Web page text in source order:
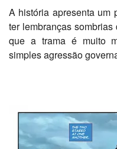
A história apresenta um
ter lembranças
que a trama é muito
simples agressão